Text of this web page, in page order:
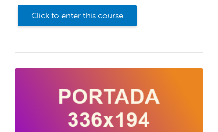
Click to enter this course